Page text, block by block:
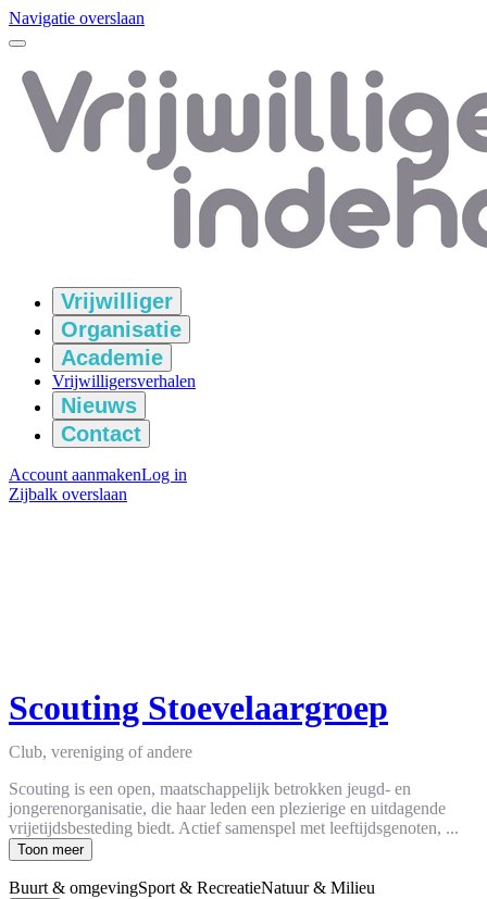
Navigatie overslaan
Vrijwilliger
Organisatie
Academie
Vrijwilligersverhalen
Nieuws
Contact
Account aanmakenLog in
Zijbalk overslaan
Scouting Stoevelaargroep
Club, vereniging of andere
Scouting is een open, maatschappelijk betrokken jeugd- en
jongerenorganisatie, die haar leden een plezierige en uitdagende
vrijetijdsbesteding biedt. Actief samenspel met leeftijdsgenoten, ...
Toon meer
Buurt & omgevingSport & RecreatieNatuur & Milieu